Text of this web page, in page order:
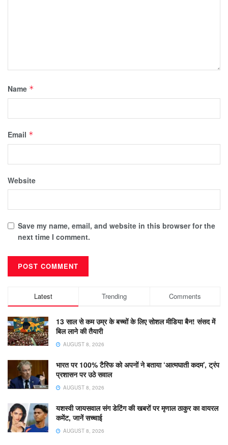
Name *
Email *
Website
Save my name, email, and website in this browser for the
next time I comment.
Latest Trending Comments
13 साल से कम उम्र के बच्चों के लिए सोशल मीडिया बैन! संसद में
बिल लाने की तैयारी
AUGUST 8, 2026
भारत पर 100% टैरिफ को अपनों ने बताया ‘आत्मघाती कदम’, ट्रंप
प्रशासन पर उठे सवाल
AUGUST 8, 2026
यशस्वी जायसवाल संग डेटिंग की खबरों पर मृणाल ठाकुर का वायरल
कमेंट, जानें सच्चाई
AUGUST 8, 2026